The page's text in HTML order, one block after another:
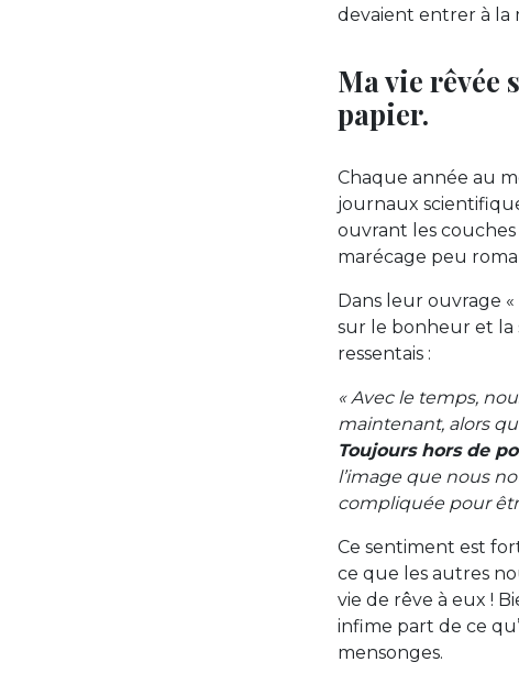
devaient entrer à la
Ma vie rêvée
papier.
Chaque année au
journaux
ouvrant les couches
marécage peu
Dans leur ouvrage
sur le bonheur et la
ressentais :
« Avec le temps,
maintenant, alors
Toujours hors de
l’image que nous
compliquée pour
Ce sentiment est
ce que les autres
vie de rêve à eux !
infime part de ce
mensonges.